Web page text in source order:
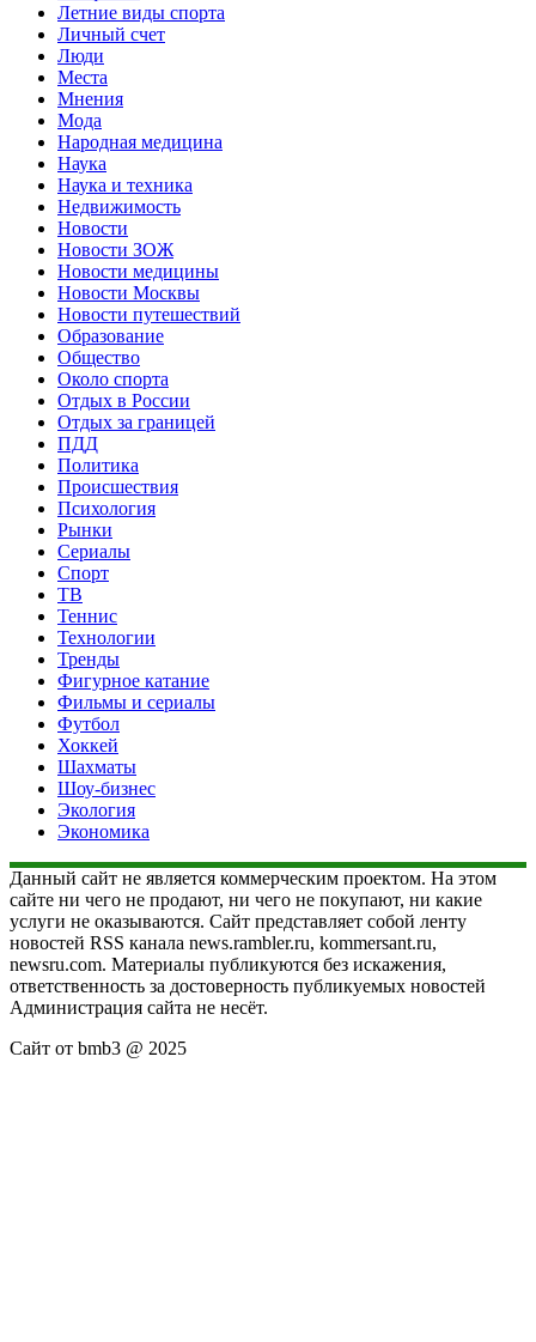
Летние виды спорта
Личный счет
Люди
Места
Мнения
Мода
Народная медицина
Наука
Наука и техника
Недвижимость
Новости
Новости ЗОЖ
Новости медицины
Новости Москвы
Новости путешествий
Образование
Общество
Около спорта
Отдых в России
Отдых за границей
ПДД
Политика
Происшествия
Психология
Рынки
Сериалы
Спорт
ТВ
Теннис
Технологии
Тренды
Фигурное катание
Фильмы и сериалы
Футбол
Хоккей
Шахматы
Шоу-бизнес
Экология
Экономика
Данный сайт не является коммерческим проектом. На этом
сайте ни чего не продают, ни чего не покупают, ни какие
услуги не оказываются. Сайт представляет собой ленту
новостей RSS канала news.rambler.ru, kommersant.ru,
newsru.com. Материалы публикуются без искажения,
ответственность за достоверность публикуемых новостей
Администрация сайта не несёт.
Сайт от bmb3 @ 2025